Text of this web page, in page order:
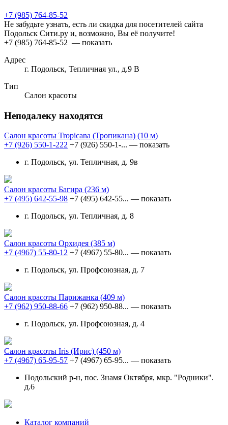
+7 (985) 764-85-52
Не забудьте узнать, есть ли скидка для посетителей сайта
Подольск Сити.ру и, возможно, Вы её получите!
+7 (985) 764-85-52 — показать
Адрес
г. Подольск, Тепличная ул., д.9 В
Тип
Салон красоты
Неподалеку находятся
Салон красоты Tropicana (Тропикана) (10 м)
+7 (926) 550-1-222 +7 (926) 550-1-... — показать
г. Подольск, ул. Тепличная, д. 9в
Салон красоты Багира (236 м)
+7 (495) 642-55-98 +7 (495) 642-55... — показать
г. Подольск, ул. Тепличная, д. 8
Салон красоты Орхидея (385 м)
+7 (4967) 55-80-12 +7 (4967) 55-80... — показать
г. Подольск, ул. Профсоюзная, д. 7
Салон красоты Парижанка (409 м)
+7 (962) 950-88-66 +7 (962) 950-88... — показать
г. Подольск, ул. Профсоюзная, д. 4
Салон красоты Iris (Ирис) (450 м)
+7 (4967) 65-95-57 +7 (4967) 65-95... — показать
Подольский р-н, пос. Знамя Октября, мкр. "Родники".
д.6
Каталог компаний